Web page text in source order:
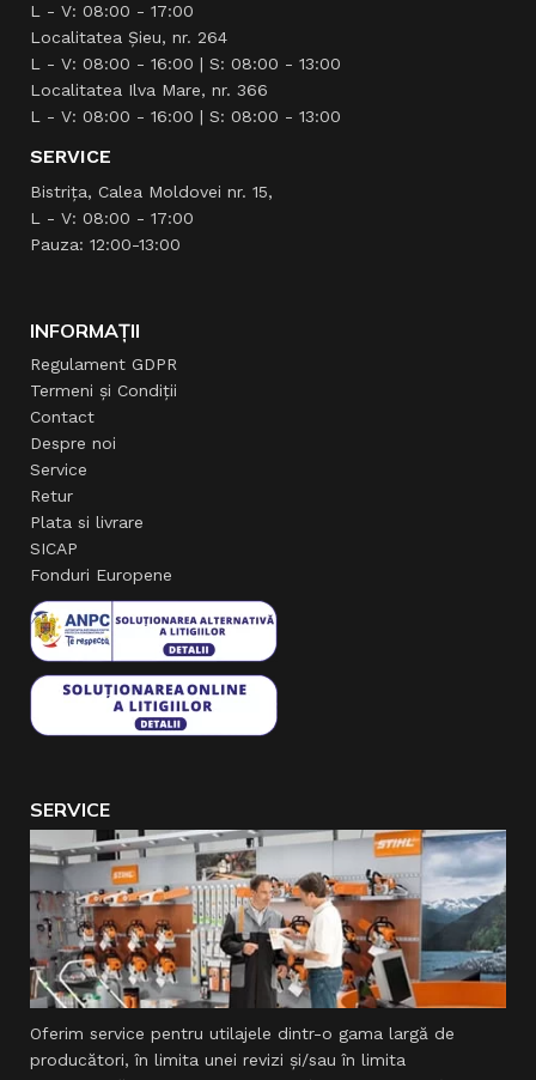
L - V: 08:00 - 17:00
Localitatea Şieu, nr. 264
L - V: 08:00 - 16:00 | S: 08:00 - 13:00
Localitatea Ilva Mare, nr. 366
L - V: 08:00 - 16:00 | S: 08:00 - 13:00
SERVICE
Bistrița, Calea Moldovei nr. 15,
L - V: 08:00 - 17:00
Pauza: 12:00-13:00
INFORMAȚII
Regulament GDPR
Termeni și Condiții
Contact
Despre noi
Service
Retur
Plata si livrare
SICAP
Fonduri Europene
SERVICE
Oferim service pentru utilajele dintr-o gama largă de
producători, în limita unei revizi şi/sau în limita